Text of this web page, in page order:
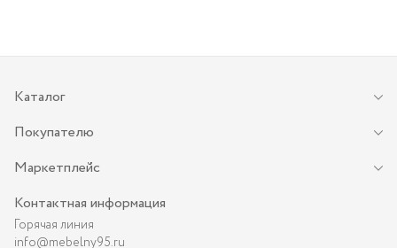
Каталог
Покупателю
Маркетплейс
Контактная информация
Горячая линия
info@mebelny95.ru